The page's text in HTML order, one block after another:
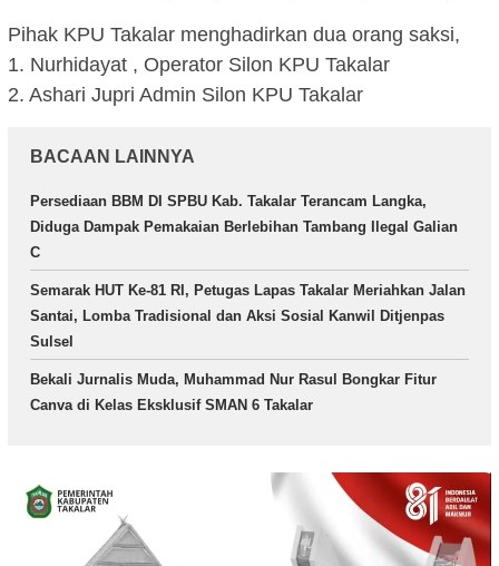
Pihak KPU Takalar menghadirkan dua orang saksi,
1. Nurhidayat , Operator Silon KPU Takalar
2. Ashari Jupri Admin Silon KPU Takalar
BACAAN LAINNYA
Persediaan BBM DI SPBU Kab. Takalar Terancam Langka,
Diduga Dampak Pemakaian Berlebihan Tambang Ilegal Galian
C
Semarak HUT Ke-81 RI, Petugas Lapas Takalar Meriahkan Jalan
Santai, Lomba Tradisional dan Aksi Sosial Kanwil Ditjenpas
Sulsel
Bekali Jurnalis Muda, Muhammad Nur Rasul Bongkar Fitur
Canva di Kelas Eksklusif SMAN 6 Takalar